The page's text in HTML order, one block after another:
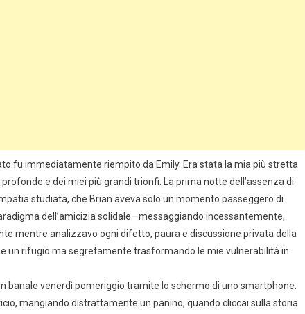
fu immediatamente riempito da Emily. Era stata la mia più stretta
e dei miei più grandi trionfi. La prima notte dell’assenza di
studiata, che Brian aveva solo un momento passeggero di
dell’amicizia solidale—messaggiando incessantemente,
mentre analizzavo ogni difetto, paura e discussione privata della
un rifugio ma segretamente trasformando le mie vulnerabilità in
banale venerdì pomeriggio tramite lo schermo di uno smartphone.
mangiando distrattamente un panino, quando cliccai sulla storia